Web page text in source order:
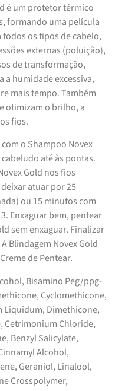
é um protetor térmico
formando uma película
os tipos de cabelo,
externas (poluição),
de transformação,
a humidade excessiva,
mais tempo. Também
otimizam o brilho, a
fios.
o Shampoo Novex
até às pontas.
Gold nos fios
atuar por 25
ou 15 minutos com
Enxaguar bem, pentear
sem enxaguar. Finalizar
Blindagem Novex Gold
de Pentear.
Bisamino Peg/ppg-
Cyclomethicone,
Liquidum, Dimethicone,
Cetrimonium Chloride,
Benzyl Salicylate,
Alcohol,
Geraniol, Linalool,
Crosspolymer,